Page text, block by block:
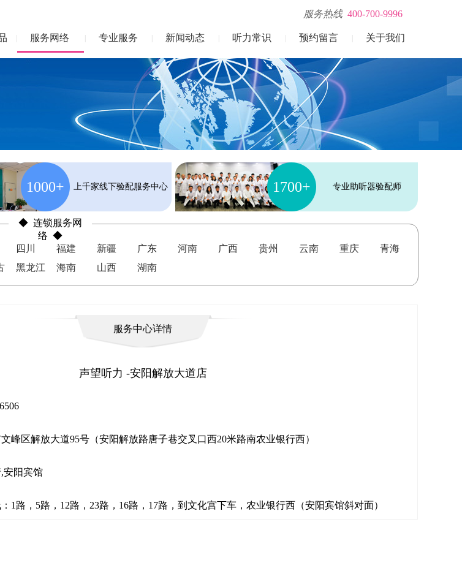
服务热线 400-700-9996
关于我们
预约留言
听力常识
新闻动态
专业服务
服务网络
1000+ 上千家线下验配服务中心 1700+ 专业助听器验配师
◆ 连锁服务网
络 ◆
四川 福建 新疆 广东 河南 广西 贵州 云南 重庆
青海
黑龙江 海南 山西 湖南
服务中心详情
声望听力 -安阳解放大道店
峰区解放大道95号（安阳解放路唐子巷交叉口西20米路南农业银行西）
安阳宾馆
1路，5路，12路，23路，16路，17路，到文化宫下车，农业银行西（安阳宾馆斜对面）